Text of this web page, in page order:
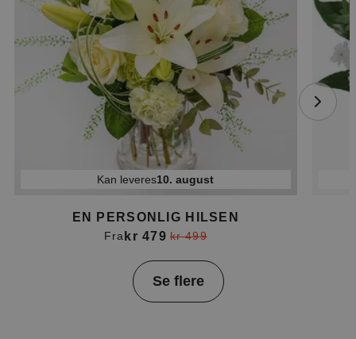
Kan leveres10. august
EN PERSONLIG HILSEN
Fra kr 479 kr 499
Se flere